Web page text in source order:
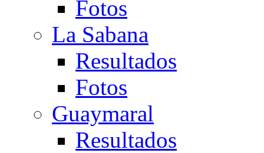
Fotos
La Sabana
Resultados
Fotos
Guaymaral
Resultados